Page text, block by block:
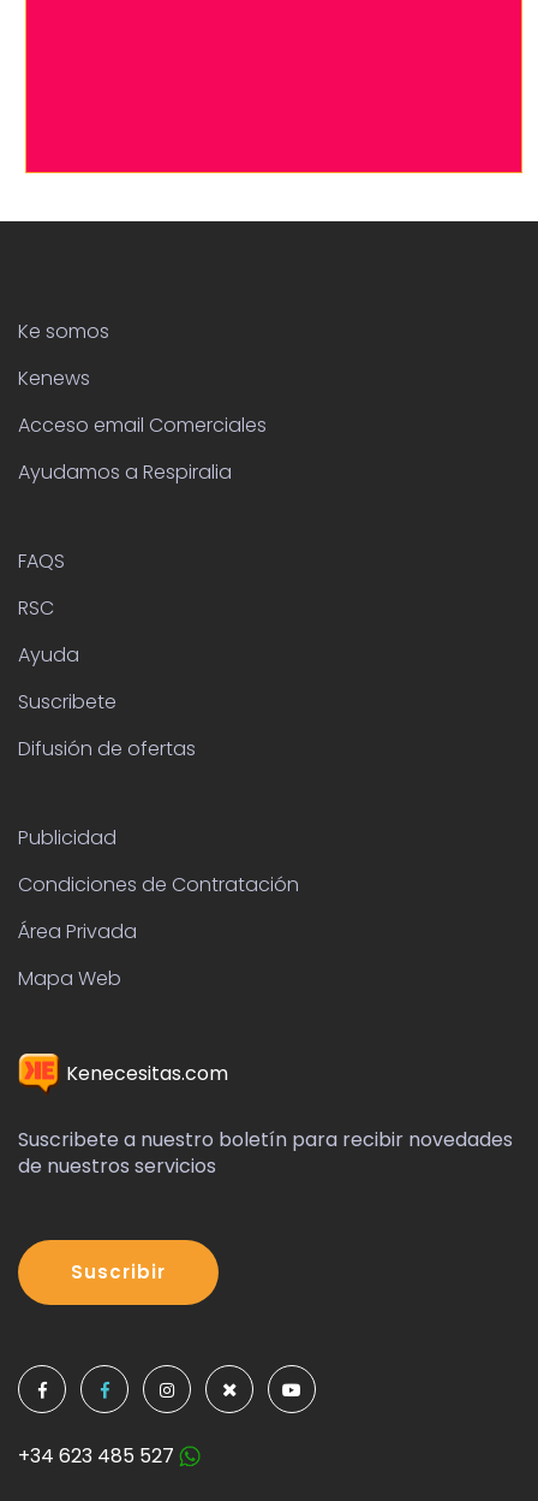
Ke somos
Kenews
Acceso email Comerciales
Ayudamos a Respiralia
FAQS
RSC
Ayuda
Suscribete
Difusión de ofertas
Publicidad
Condiciones de Contratación
Área Privada
Mapa Web
Kenecesitas.com
Suscribete a nuestro boletín para recibir novedades
de nuestros servicios
Suscribir
+34 623 485 527